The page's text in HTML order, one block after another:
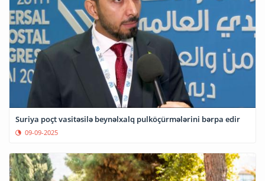
Suriya poçt vasitəsilə beynəlxalq pulköçürmələrini bərpa edir
09-09-2025